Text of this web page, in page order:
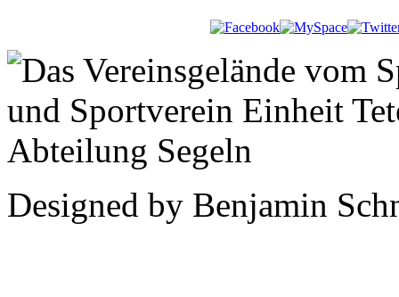
Designed by Benjamin